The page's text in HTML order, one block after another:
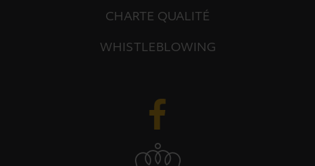
CHARTE QUALITÉ
WHISTLEBLOWING